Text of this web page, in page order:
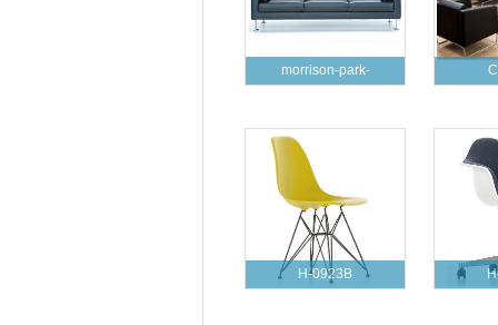
morrison-park-
H-0923B